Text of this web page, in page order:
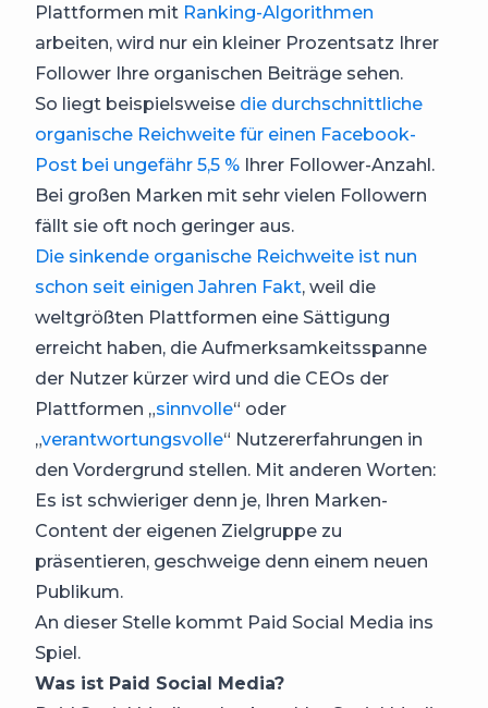
Plattformen mit Ranking-Algorithmen
arbeiten, wird nur ein kleiner Prozentsatz Ihrer
Follower Ihre organischen Beiträge sehen.
So liegt beispielsweise die durchschnittliche
organische Reichweite für einen Facebook-
Post bei ungefähr 5,5 % Ihrer Follower-Anzahl.
Bei großen Marken mit sehr vielen Followern
fällt sie oft noch geringer aus.
Die sinkende organische Reichweite ist nun
schon seit einigen Jahren Fakt, weil die
weltgrößten Plattformen eine Sättigung
erreicht haben, die Aufmerksamkeitsspanne
der Nutzer kürzer wird und die CEOs der
Plattformen „sinnvolle“ oder
„verantwortungsvolle“ Nutzererfahrungen in
den Vordergrund stellen. Mit anderen Worten:
Es ist schwieriger denn je, Ihren Marken-
Content der eigenen Zielgruppe zu
präsentieren, geschweige denn einem neuen
Publikum.
An dieser Stelle kommt Paid Social Media ins
Spiel.
Was ist Paid Social Media?